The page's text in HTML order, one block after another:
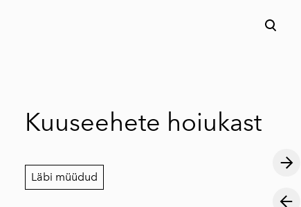
Kuuseehete hoiukast
Läbi müüdud